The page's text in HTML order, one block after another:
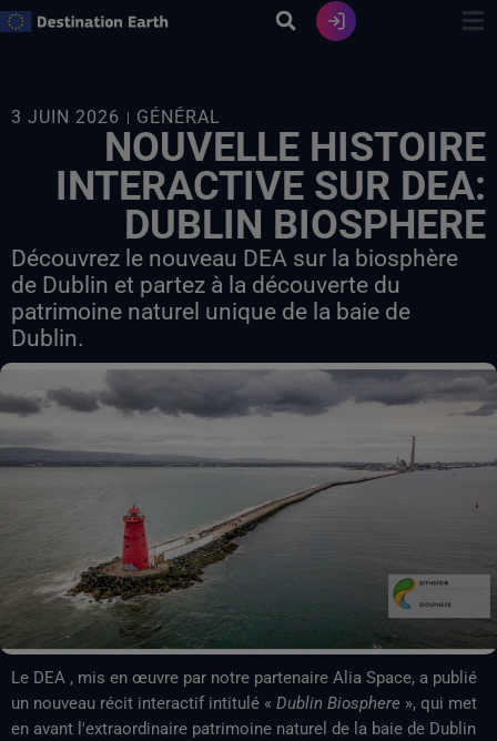
Skip
3 JUIN 2026 GÉNÉRAL
NOUVELLE HISTOIRE
INTERACTIVE SUR DEA:
DUBLIN BIOSPHERE
Découvrez le nouveau DEA sur la biosphère
de Dublin et partez à la découverte du
patrimoine naturel unique de la baie de
Dublin.
Le DEA , mis en œuvre par notre partenaire Alia Space, a publié
un nouveau récit interactif intitulé « Dublin Biosphere », qui met
en avant l'extraordinaire patrimoine naturel de la baie de Dublin